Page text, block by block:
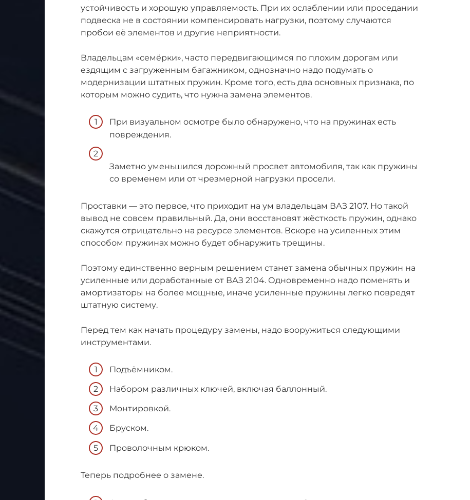
устойчивость и хорошую управляемость. При их ослаблении или проседании
подвеска не в состоянии компенсировать нагрузки, поэтому случаются
пробои её элементов и другие неприятности.
Владельцам «семёрки», часто передвигающимся по плохим дорогам или
ездящим с загруженным багажником, однозначно надо подумать о
модернизации штатных пружин. Кроме того, есть два основных признака, по
которым можно судить, что нужна замена элементов.
При визуальном осмотре было обнаружено, что на пружинах есть
повреждения.
Заметно уменьшился дорожный просвет автомобиля, так как пружины
со временем или от чрезмерной нагрузки просели.
Проставки — это первое, что приходит на ум владельцам ВАЗ 2107. Но такой
вывод не совсем правильный. Да, они восстановят жёсткость пружин, однако
скажутся отрицательно на ресурсе элементов. Вскоре на усиленных этим
способом пружинах можно будет обнаружить трещины.
Поэтому единственно верным решением станет замена обычных пружин на
усиленные или доработанные от ВАЗ 2104. Одновременно надо поменять и
амортизаторы на более мощные, иначе усиленные пружины легко повредят
штатную систему.
Перед тем как начать процедуру замены, надо вооружиться следующими
инструментами.
Подъёмником.
Набором различных ключей, включая баллонный.
Монтировкой.
Бруском.
Проволочным крюком.
Теперь подробнее о замене.